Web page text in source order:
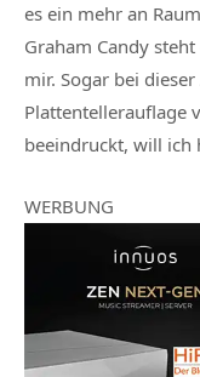
es ein mehr an
Graham Candy
mir. Sogar bei
Plattentellerauflage
beeindruckt, will ich
WERBUNG